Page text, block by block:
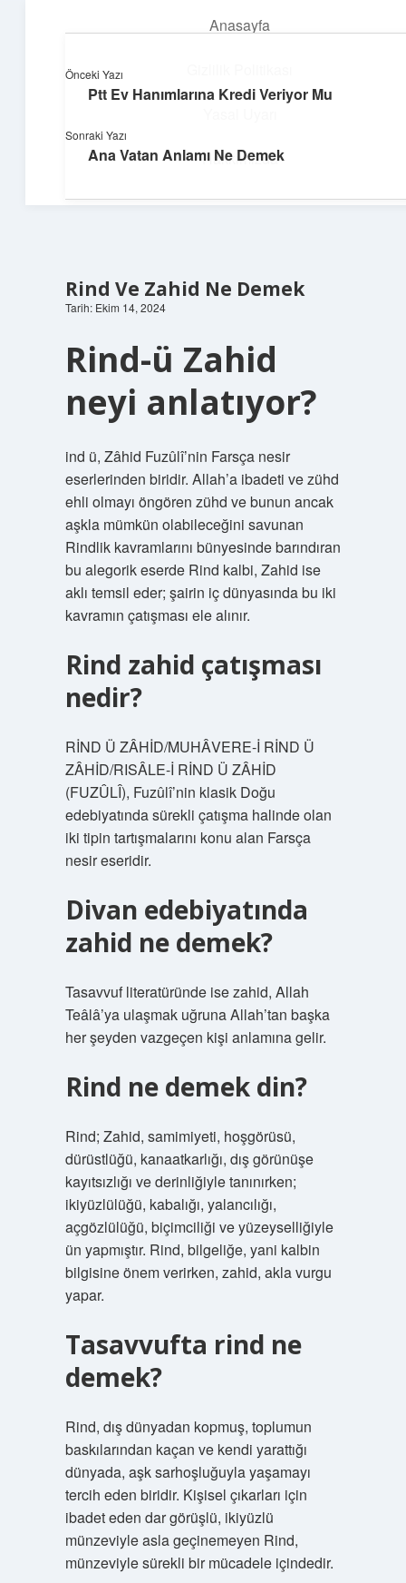
Anasayfa
Hakkımızda
Teknoloji ve İlham
Dijital dünyada keyifli bir macera!
Rind Ve Zahid Ne Demek
Tarih: Ekim 14, 2024
Rind-ü Zahid
neyi anlatıyor?
ind ü, Zâhid Fuzûlî’nin Farsça nesir
eserlerinden biridir. Allah’a ibadeti ve zühd
ehli olmayı öngören zühd ve bunun ancak
aşkla mümkün olabileceğini savunan
Rindlik kavramlarını bünyesinde barındıran
bu alegorik eserde Rind kalbi, Zahid ise
aklı temsil eder; şairin iç dünyasında bu iki
kavramın çatışması ele alınır.
Rind zahid çatışması
nedir?
RİND Ü ZÂHİD/MUHÂVERE-İ RİND Ü
ZÂHİD/RISÂLE-İ RİND Ü ZÂHİD
(FUZÛLÎ), Fuzûlî’nin klasik Doğu
edebiyatında sürekli çatışma halinde olan
iki tipin tartışmalarını konu alan Farsça
nesir eseridir.
Divan edebiyatında
zahid ne demek?
Tasavvuf literatüründe ise zahid, Allah
Teâlâ’ya ulaşmak uğruna Allah’tan başka
her şeyden vazgeçen kişi anlamına gelir.
Rind ne demek din?
Rind; Zahid, samimiyeti, hoşgörüsü,
dürüstlüğü, kanaatkarlığı, dış görünüşe
kayıtsızlığı ve derinliğiyle tanınırken;
ikiyüzlülüğü, kabalığı, yalancılığı,
açgözlülüğü, biçimciliği ve yüzeyselliğiyle
ün yapmıştır. Rind, bilgeliğe, yani kalbin
bilgisine önem verirken, zahid, akla vurgu
yapar.
Tasavvufta rind ne
demek?
Rind, dış dünyadan kopmuş, toplumun
baskılarından kaçan ve kendi yarattığı
dünyada, aşk sarhoşluğuyla yaşamayı
tercih eden biridir. Kişisel çıkarları için
ibadet eden dar görüşlü, ikiyüzlü
münzeviyle asla geçinemeyen Rind,
münzeviyle sürekli bir mücadele içindedir.
Önceki Yazı
Ptt Ev Hanımlarına Kredi Veriyor Mu
Sonraki Yazı
Ana Vatan Anlamı Ne Demek